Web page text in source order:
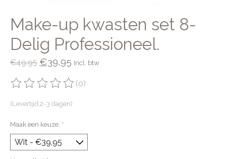
Make-up kwasten set 8-
Delig Professioneel.
€49,95 €39,95 Incl. btw
De beoordeling van dit product is
(0)
(Levertijd:2-3 dagen)
Maak een keuze: *